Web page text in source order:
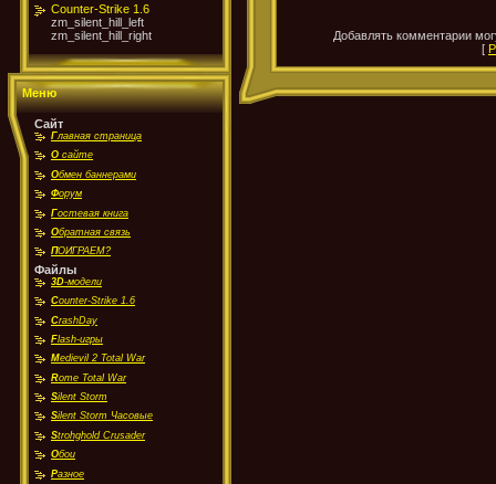
Counter-Strike 1.6
zm_silent_hill_left
zm_silent_hill_right
Меню
Сайт
Главная страница
О сайте
Обмен баннерами
Форум
Гостевая книга
Обратная связь
ПОИГРАЕМ?
Файлы
3D-модели
Counter-Strike 1.6
CrashDay
Flash-игры
Medievil 2 Total War
Rome Total War
Silent Storm
Silent Storm Часовые
Strohghold Crusader
Обои
Разное
Добавлять комментарии
[